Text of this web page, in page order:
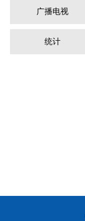
广播电视
统计